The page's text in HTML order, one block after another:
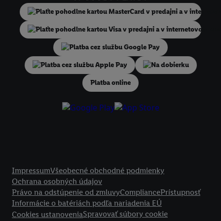
Na dobierku
Platba online
ImpressumVšeobecné obchodné podmienky
Ochrana osobných údajov
Právo na odstúpenie od zmluvyCompliancePrístupnosť
Informácie o batériách podľa nariadenia EÚ
Cookies ustanoveniaSpravovať súbory cookie
niekoľko koncových zariadení alebo používanie viacerých služieb
Lidl, pomocou vašej hashovanej e-mailovej adresy a prípadne ďalších
identifikátorov/identifikátorov, ktoré má spoločnosť Criteo SA k
V časti "Prispôsobiť
" môžete povoliť jednotlivé účely a nájsť ďalšie
podmienkach spracúvania osobných údajov.
Kliknutím na možnosť "Odmietnuť" môžete povoliť iba používanie
technológií. Kliknutím na "
" vyjadríte súhlas so
vyššie uvedené účely. Ďalšie informácie vrátane informácií o dobe
údajov a Vašom práve kedykoľvek odvolať súhlas s účinnosťou do
nájdete v našichzásadách ochrany osobných údajov